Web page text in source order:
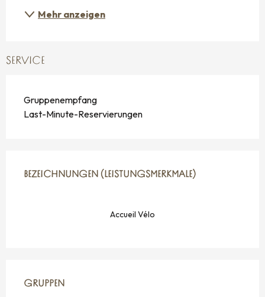
Mehr anzeigen
SERVICE
Gruppenempfang
Last-Minute-Reservierungen
BEZEICHNUNGEN (LEISTUNGSMERKMALE)
BEZEICHNUNGEN (LEISTUNGSMERKMALE)
Accueil Vélo
GRUPPEN
GRUPPEN